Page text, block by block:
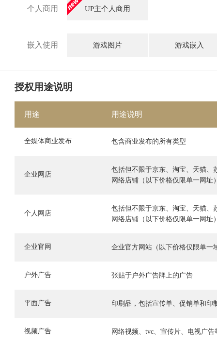
个人商用 UP主个人商用
嵌入使用 游戏图片 游戏嵌入
授权用途说明
用途 用途说明
全媒体商业发布 包含商业发布的所有类型
企业网店
包括但不限于京东、淘宝、天猫、
网络店铺（以下价格仅限单一网址
个人网店
包括但不限于京东、淘宝、天猫、
网络店铺（以下价格仅限单一网址
企业官网 企业官方网站（以下价格仅限单一
户外广告 张贴于户外广告牌上的广告
平面广告 印刷品，包括宣传单、促销单和印
视频广告 网络视频、tvc、宣传片、电视广告